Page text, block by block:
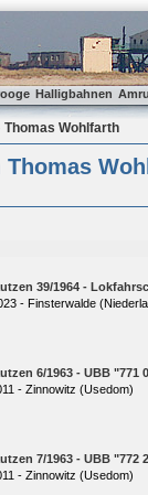
Halligbahnen
Thomas Wohlfarth
Thomas
39/1964 -
- Finsterwalde
6/1963 - UBB "771
- Zinnowitz (Usedom)
7/1963 - UBB "772
- Zinnowitz (Usedom)